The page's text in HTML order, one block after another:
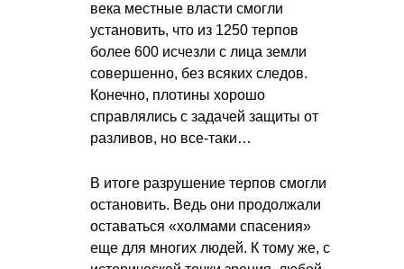
века местные власти смогли
установить, что из 1250 терпов
более 600 исчезли с лица земли
совершенно, без всяких следов.
Конечно, плотины хорошо
справлялись с задачей защиты от
разливов, но все-таки…
В итоге разрушение терпов смогли
остановить. Ведь они продолжали
оставаться «холмами спасения»
еще для многих людей. К тому же, с